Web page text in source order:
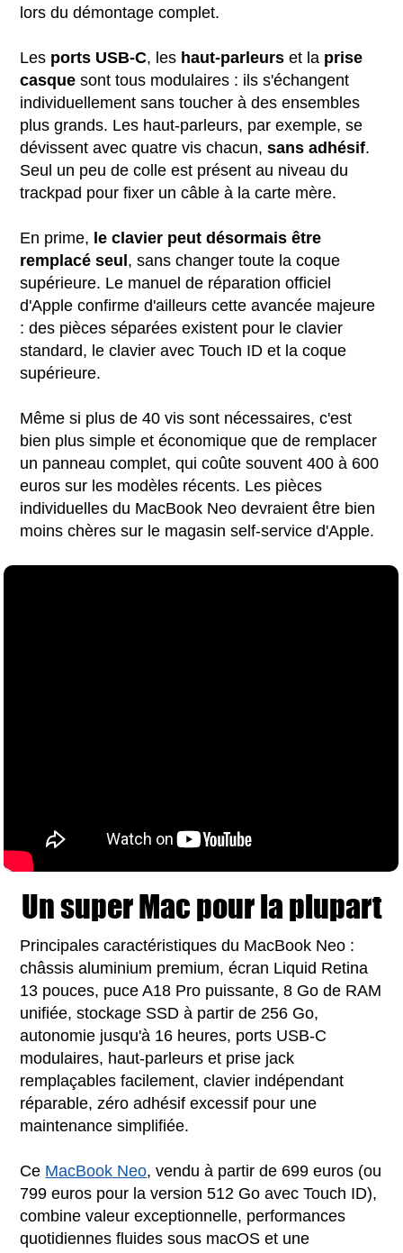
lors du démontage complet.
Les ports USB-C, les haut-parleurs et la prise
casque sont tous modulaires : ils s'échangent
individuellement sans toucher à des ensembles
plus grands. Les haut-parleurs, par exemple, se
dévissent avec quatre vis chacun,sans adhésif.
Seul un peu de colle est présent au niveau du
trackpad pour fixer un câble à la carte mère.
En prime, le clavier peut désormais être
remplacé seul, sans changer toute la coque
supérieure. Le manuel de réparation officiel
d'Apple confirme d'ailleurs cette avancée majeure
: des pièces séparées existent pour le clavier
standard, le clavier avec Touch ID et la coque
supérieure.
Même si plus de 40 vis sont nécessaires, c'est
bien plus simple et économique que de remplacer
un panneau complet, qui coûte souvent 400 à 600
euros sur les modèles récents. Les pièces
individuelles du MacBook Neo devraient être bien
moins chères sur le magasin self-service d'Apple.
Un super Mac pour la plupart
Principales caractéristiques du MacBook Neo :
châssis aluminium premium, écran Liquid Retina
13 pouces, puce A18 Pro puissante, 8 Go de RAM
unifiée, stockage SSD à partir de 256 Go,
autonomie jusqu'à 16 heures, ports USB-C
modulaires, haut-parleurs et prise jack
remplaçables facilement, clavier indépendant
réparable, zéro adhésif excessif pour une
maintenance simplifiée.
Ce MacBook Neo, vendu à partir de 699 euros (ou
799 euros pour la version 512 Go avec Touch ID),
combine valeur exceptionnelle, performances
quotidiennes fluides sous macOS et une